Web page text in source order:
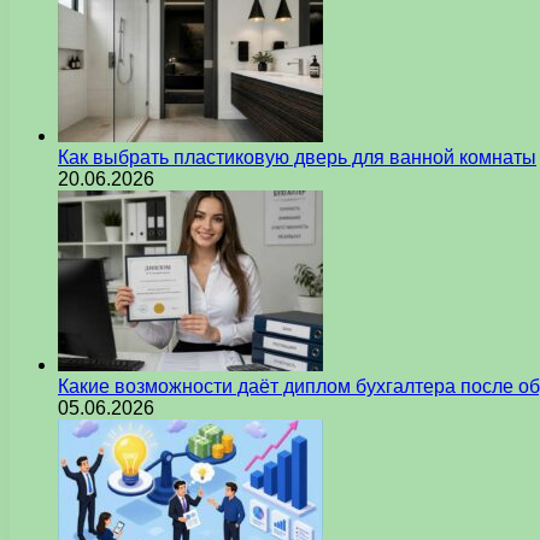
Как выбрать пластиковую дверь для ванной комнаты
20.06.2026
Какие возможности даёт диплом бухгалтера после
05.06.2026